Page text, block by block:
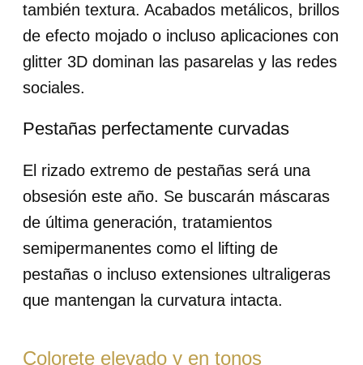
también textura. Acabados metálicos, brillos
de efecto mojado o incluso aplicaciones con
glitter 3D dominan las pasarelas y las redes
sociales.
Pestañas perfectamente curvadas
El rizado extremo de pestañas será una
obsesión este año. Se buscarán máscaras
de última generación, tratamientos
semipermanentes como el lifting de
pestañas o incluso extensiones ultraligeras
que mantengan la curvatura intacta.
Colorete elevado y en tonos